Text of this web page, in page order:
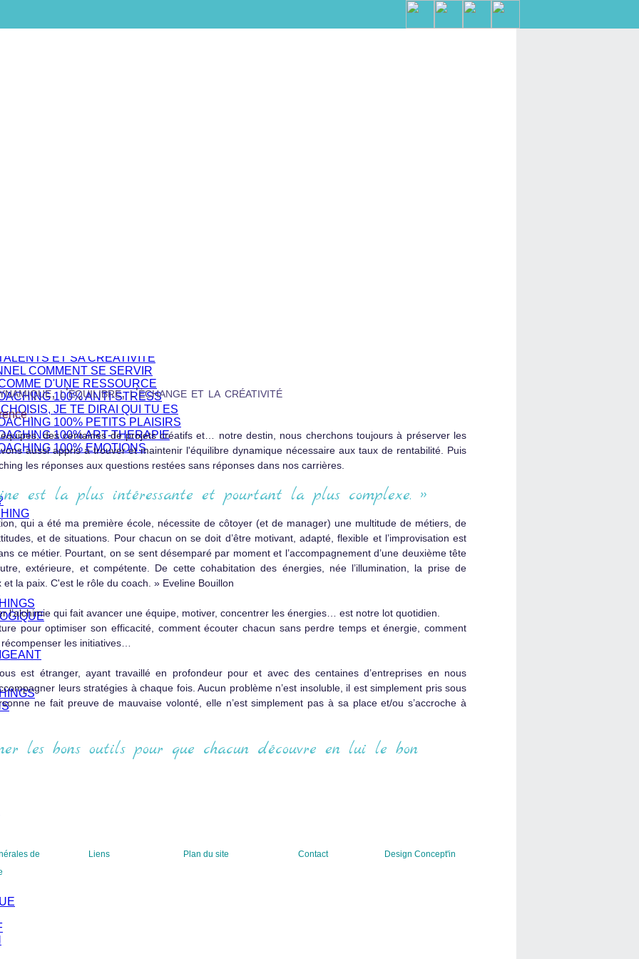
ET SA CREATIVITE
COMMENT SE SERVIR
D'UNE RESSOURCE
100% ANTI-STRESS
JE TE DIRAI QUI TU ES
100% PETITS PLAISIRS
100% ART-THERAPIE
100% EMOTIONS
l'équilibre, l'échange et la créativité
:
des centaines de projets créatifs et… notre destin, nous cherchons toujours à préserver les
aussi appris à trouver et maintenir l'équilibre dynamique nécessaire aux taux de rentabilité. Puis
les réponses aux questions restées sans réponses dans nos carrières.
est la plus intéressante et pourtant la plus complexe. »
qui a été ma première école, nécessite de côtoyer (et de manager) une multitude de métiers, de
et de situations. Pour chacun on se doit d’être motivant, adapté, flexible et l’improvisation est
ce métier. Pourtant, on se sent désemparé par moment et l’accompagnement d’une deuxième tête
extérieure, et compétente. De cette cohabitation des énergies, née l’illumination, la prise de
et la paix. C'est le rôle du coach. » Eveline Bouillon
l’alchimie qui fait avancer une équipe, motiver, concentrer les énergies… est notre lot quotidien.
pour optimiser son efficacité, comment écouter chacun sans perdre temps et énergie, comment
les initiatives…
est étranger, ayant travaillé en profondeur pour et avec des centaines d’entreprises en nous
leurs stratégies à chaque fois. Aucun problème n’est insoluble, il est simplement pris sous
ne fait preuve de mauvaise volonté, elle n’est simplement pas à sa place et/ou s’accroche à
les bons outils pour que chacun découvre en lui le bon
de
Liens Plan du site Contact Design Concept'in